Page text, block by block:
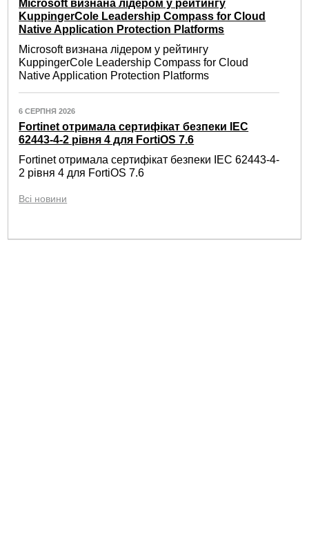
Microsoft визнана лідером у рейтингу
KuppingerCole Leadership Compass for Cloud
Native Application Protection Platforms
Microsoft визнана лідером у рейтингу
KuppingerCole Leadership Compass for Cloud
Native Application Protection Platforms
6 СЕРПНЯ 2026
Fortinet отримала сертифікат безпеки IEC
62443-4-2 рівня 4 для FortiOS 7.6
Fortinet отримала сертифікат безпеки IEC 62443-4-
2 рівня 4 для FortiOS 7.6
Всі новини